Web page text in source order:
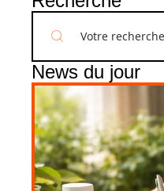
News du jour